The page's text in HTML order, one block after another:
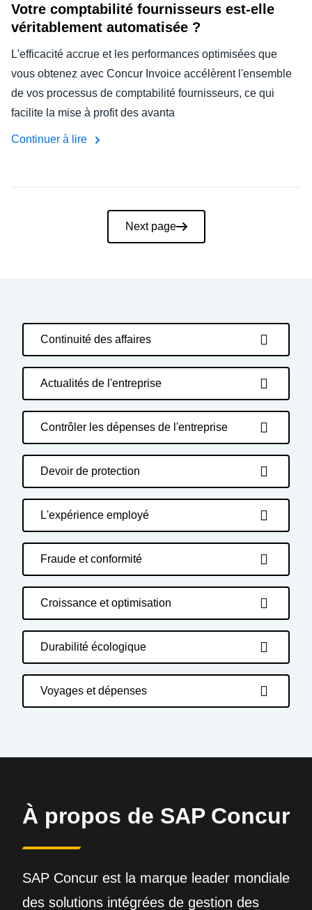
Votre comptabilité fournisseurs est-elle
véritablement automatisée ?
L'efficacité accrue et les performances optimisées que
vous obtenez avec Concur Invoice accélèrent l'ensemble
de vos processus de comptabilité fournisseurs, ce qui
facilite la mise à profit des avanta
Continuer à lire
Next page
Continuité des affaires
Actualités de l'entreprise
Contrôler les dépenses de l'entreprise
Devoir de protection
L'expérience employé
Fraude et conformité
Croissance et optimisation
Durabilité écologique
Voyages et dépenses
À propos de SAP Concur
SAP Concur est la marque leader mondiale
des solutions intégrées de gestion des